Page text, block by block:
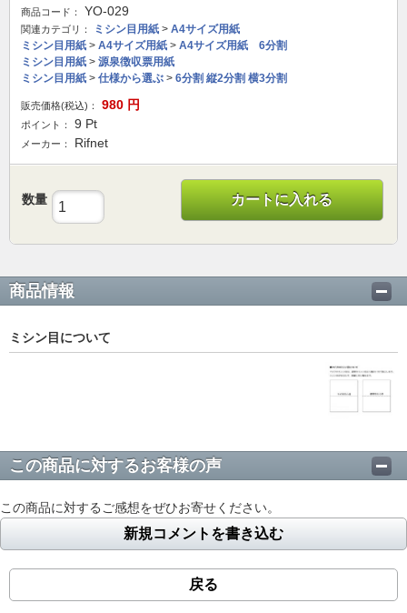
商品コード： YO-029
関連カテゴリ： ミシン目用紙 > A4サイズ用紙
ミシン目用紙 > A4サイズ用紙 > A4サイズ用紙 6分割
ミシン目用紙 > 源泉徴収票用紙
ミシン目用紙 > 仕様から選ぶ > 6分割 縦2分割 横3分割
販売価格(税込)： 980 円
ポイント： 9 Pt
メーカー： Rifnet
数量 カートに入れる
商品情報
ミシン目について
この商品に対するお客様の声
この商品に対するご感想をぜひお寄せください。
新規コメントを書き込む
戻る